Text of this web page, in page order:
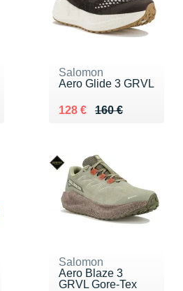
Salomon
Aero Glide 3 GRVL
160 €
Au lieu de 160 €
128 €
Vendu 128 €
Salomon
Aero Blaze 3
GRVL Gore-Tex